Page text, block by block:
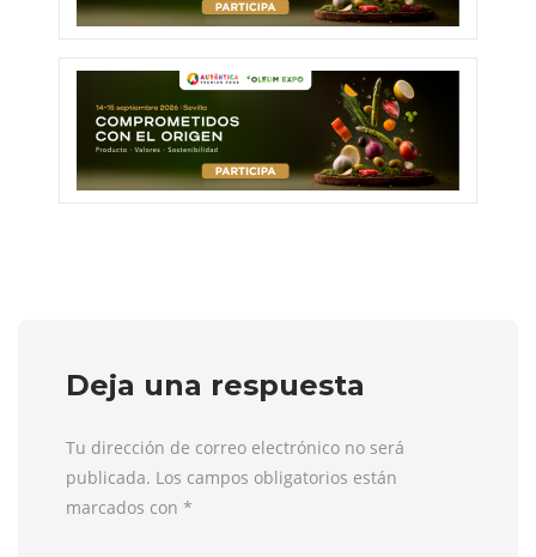
Deja una respuesta
Tu dirección de correo electrónico no será
publicada. Los campos obligatorios están
marcados con *